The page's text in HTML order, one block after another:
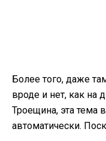
Более того, даже
вроде и нет, как на
Троещина, эта тема
автоматически.